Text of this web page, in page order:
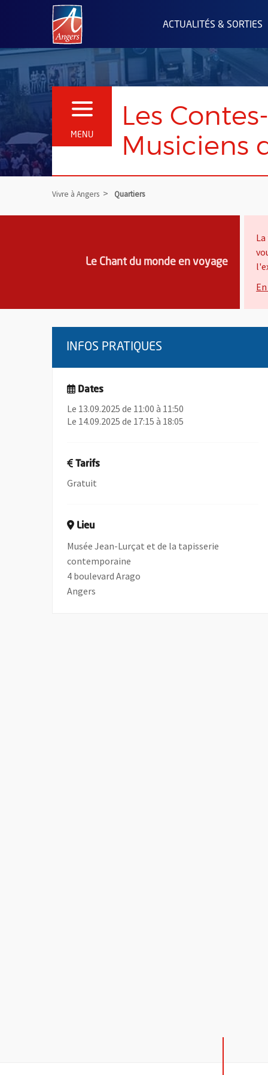
Angers.fr : Retour à l'accueil
ACTUALITÉS & SORTIES
MENU
OUVRIR LE MENU
Les
Musiciens
Vivre à Angers Quartiers
Le Chant du monde en voyage
Présentation de
INFOS PRATIQUES
Dates
Le 13.09.2025 de 11:00 à 11:50
Le 14.09.2025 de 17:15 à 18:05
Tarifs
Gratuit
Lieu
Musée Jean-Lurçat et de la tapisserie
contemporaine
4 boulevard Arago
Angers